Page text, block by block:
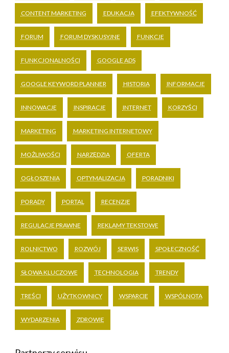
CONTENT MARKETING EDUKACJA EFEKTYWNOŚĆ
FORUM FORUM DYSKUSYJNE FUNKCJE
FUNKCJONALNOŚCI GOOGLE ADS
GOOGLE KEYWORD PLANNER HISTORIA INFORMACJE
INNOWACJE INSPIRACJE INTERNET KORZYŚCI
MARKETING MARKETING INTERNETOWY
MOŻLIWOŚCI NARZĘDZIA OFERTA
OGŁOSZENIA OPTYMALIZACJA PORADNIKI
PORADY PORTAL RECENZJE
REGULACJE PRAWNE REKLAMY TEKSTOWE
ROLNICTWO ROZWÓJ SERWIS SPOŁECZNOŚĆ
SŁOWA KLUCZOWE TECHNOLOGIA TRENDY
TREŚCI UŻYTKOWNICY WSPARCIE WSPÓLNOTA
WYDARZENIA ZDROWIE